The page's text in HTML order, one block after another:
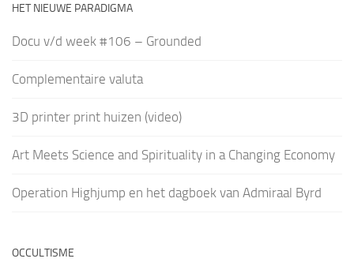
HET NIEUWE PARADIGMA
Docu v/d week #106 – Grounded
Complementaire valuta
3D printer print huizen (video)
Art Meets Science and Spirituality in a Changing Economy
Operation Highjump en het dagboek van Admiraal Byrd
OCCULTISME